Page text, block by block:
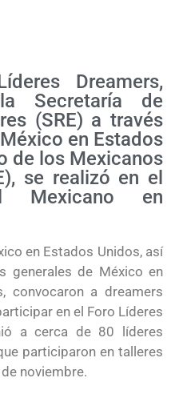
Dreamers,
Secretaría de
(SRE) a través
en Estados
de los Mexicanos
se realizó en el
Mexicano en
en Estados Unidos, así
generales de México en
convocaron a dreamers
en el Foro Líderes
a cerca de 80 líderes
participaron en talleres
noviembre.